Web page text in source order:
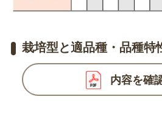
栽培型と適品種・品種特
内容を確